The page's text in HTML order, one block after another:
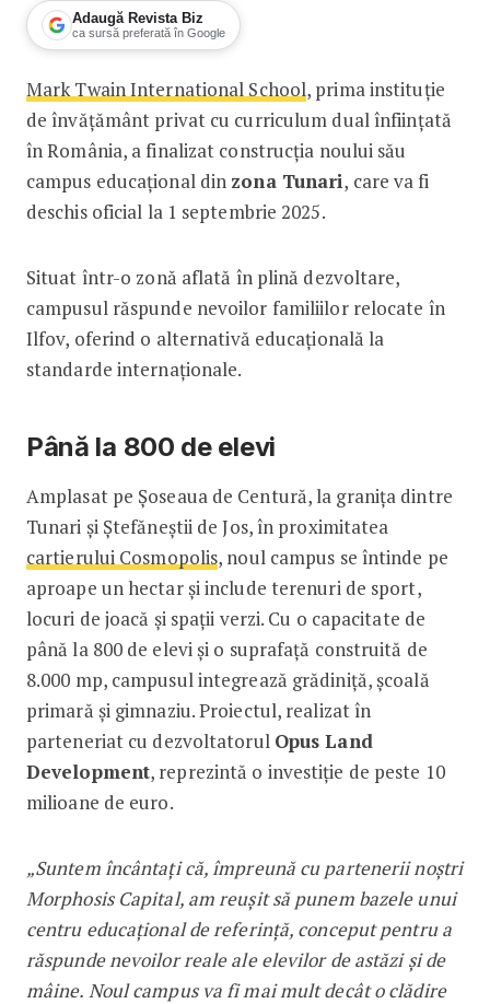
Adaugă Revista Biz
ca sursă preferată în Google
Mark Twain International School
Mark Twain International School, prima instituție
de învățământ privat cu curriculum dual înființată
în România, a finalizat construcția noului său
campus educațional din zona Tunari, care va fi
deschis oficial la 1 septembrie 2025.
Situat într-o zonă aflată în plină dezvoltare,
campusul răspunde nevoilor familiilor relocate în
Ilfov, oferind o alternativă educațională la
standarde internaționale.
Până la 800 de elevi
Amplasat pe Șoseaua de Centură, la granița dintre
Tunari și Ștefăneștii de Jos, în proximitatea
cartierului Cosmopolis, noul campus se întinde pe
aproape un hectar și include terenuri de sport,
locuri de joacă și spații verzi. Cu o capacitate de
până la 800 de elevi și o suprafață construită de
8.000 mp, campusul integrează grădiniță, școală
primară și gimnaziu. Proiectul, realizat în
parteneriat cu dezvoltatorul Opus Land
Development, reprezintă o investiție de peste 10
milioane de euro.
„Suntem încântați că, împreună cu partenerii noștri
Morphosis Capital, am reușit să punem bazele unui
centru educațional de referință, conceput pentru a
răspunde nevoilor reale ale elevilor de astăzi și de
mâine. Noul campus va fi mai mult decât o clădire